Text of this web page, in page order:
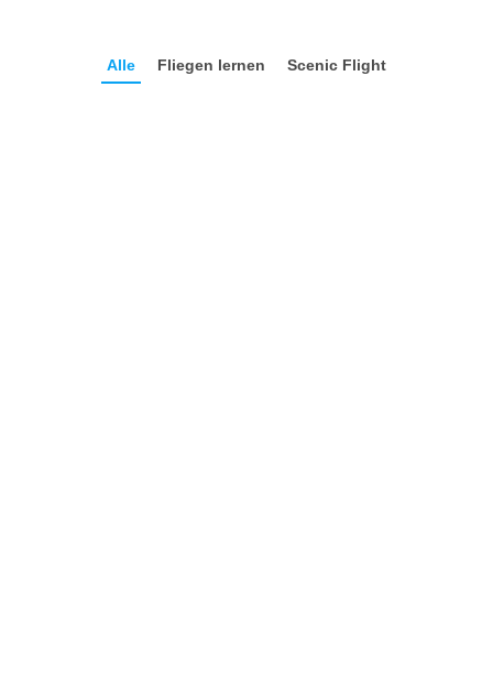
Alle Fliegen lernen Scenic Flight